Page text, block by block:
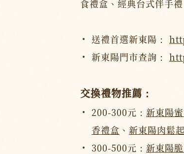
食禮盒、經典台式伴手
送禮首選新東陽：
新東陽門市查詢：
交換禮物推薦：
200-300元： 新東陽
香禮盒 、 新東陽肉鬆
300-500元： 新東陽